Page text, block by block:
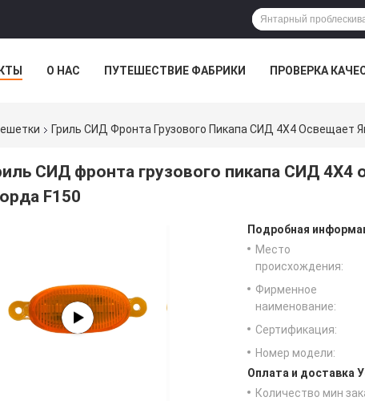
О НАС ПУТЕШЕСТВИЕ ФАБРИКИ ПРОВЕРКА
Гриль СИД Фронта Грузового Пикапа СИД 4X4 Освещает
СИД фронта грузового пикапа СИД 4X4
F150
Подробная
Место
происхождения:
Фирменное
наименование:
Сертификация:
Номер модели:
Оплата и доставка
Количество мин